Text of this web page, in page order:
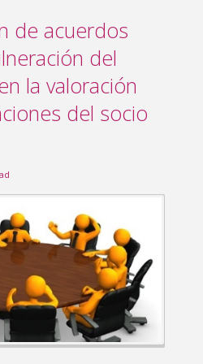
de acuerdos
del
la valoración
del socio